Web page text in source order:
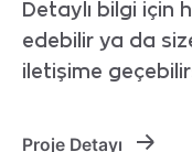
Detaylı bilgi için
edebilir ya da
iletişime
Proje Detayı